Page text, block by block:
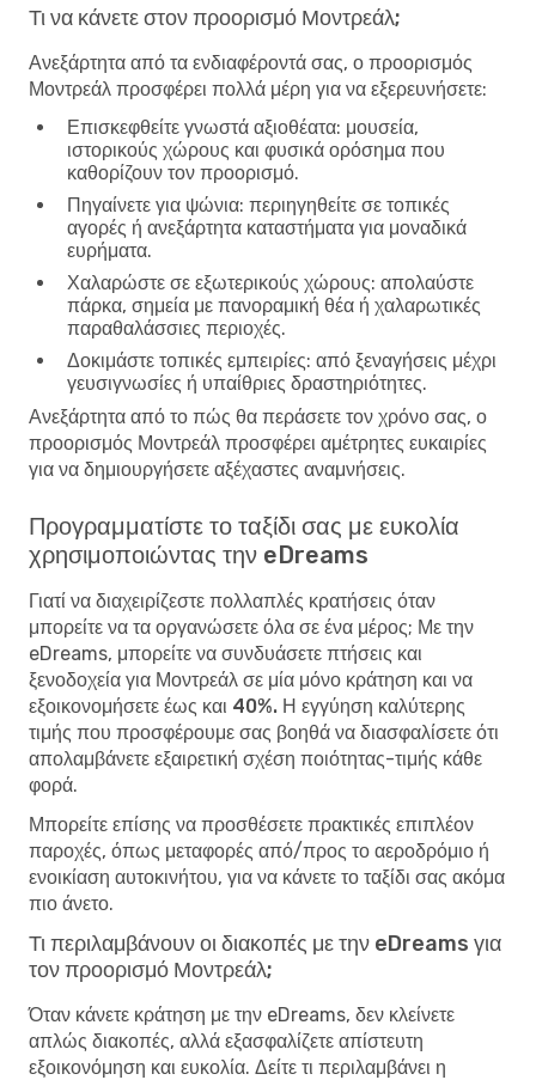
Τι να κάνετε στον προορισμό Μοντρεάλ;
Ανεξάρτητα από τα ενδιαφέροντά σας, ο προορισμός
Μοντρεάλ προσφέρει πολλά μέρη για να εξερευνήσετε:
Επισκεφθείτε γνωστά αξιοθέατα: μουσεία,
ιστορικούς χώρους και φυσικά ορόσημα που
καθορίζουν τον προορισμό.
Πηγαίνετε για ψώνια: περιηγηθείτε σε τοπικές
αγορές ή ανεξάρτητα καταστήματα για μοναδικά
ευρήματα.
Χαλαρώστε σε εξωτερικούς χώρους: απολαύστε
πάρκα, σημεία με πανοραμική θέα ή χαλαρωτικές
παραθαλάσσιες περιοχές.
Δοκιμάστε τοπικές εμπειρίες: από ξεναγήσεις μέχρι
γευσιγνωσίες ή υπαίθριες δραστηριότητες.
Ανεξάρτητα από το πώς θα περάσετε τον χρόνο σας, ο
προορισμός Μοντρεάλ προσφέρει αμέτρητες ευκαιρίες
για να δημιουργήσετε αξέχαστες αναμνήσεις.
Προγραμματίστε το ταξίδι σας με ευκολία
χρησιμοποιώντας την eDreams
Γιατί να διαχειρίζεστε πολλαπλές κρατήσεις όταν
μπορείτε να τα οργανώσετε όλα σε ένα μέρος; Με την
eDreams, μπορείτε να συνδυάσετε πτήσεις και
ξενοδοχεία για Μοντρεάλ σε μία μόνο κράτηση και να
εξοικονομήσετε έως και 40%. Η εγγύηση καλύτερης
τιμής που προσφέρουμε σας βοηθά να διασφαλίσετε ότι
απολαμβάνετε εξαιρετική σχέση ποιότητας-τιμής κάθε
φορά.
Μπορείτε επίσης να προσθέσετε πρακτικές επιπλέον
παροχές, όπως μεταφορές από/προς το αεροδρόμιο ή
ενοικίαση αυτοκινήτου, για να κάνετε το ταξίδι σας ακόμα
πιο άνετο.
Τι περιλαμβάνουν οι διακοπές με την eDreams για
τον προορισμό Μοντρεάλ;
Όταν κάνετε κράτηση με την eDreams, δεν κλείνετε
απλώς διακοπές, αλλά εξασφαλίζετε απίστευτη
εξοικονόμηση και ευκολία. Δείτε τι περιλαμβάνει η